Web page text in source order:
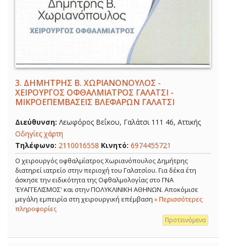
3. ΔΗΜΗΤΡΗΣ Β. ΧΩΡΙΑΝΟΝΟΥΛΟΣ -
ΧΕΙΡΟΥΡΓΟΣ ΟΦΘΑΛΜΙΑΤΡΟΣ ΓΑΛΑΤΣΙ -
ΜΙΚΡΟΕΠΕΜΒΑΣΕΙΣ ΒΛΕΦΑΡΩΝ ΓΑΛΑΤΣΙ
Διεύθυνση: Λεωφόρος Βεΐκου, Γαλάτσι 111 46, Αττικής
Οδηγίες χάρτη
Τηλέφωνο: 2110016558 Κινητό: 6974455721
Ο χειρουργός οφθαλμίατρος Χωριανόπουλος Δημήτρης
διατηρεί ιατρείο στην περιοχή του Γαλατσίου. Για δέκα έτη
άσκησε την ειδικότητα της Οφθαλμολογίας στο ΓΝΑ
'ΕΥΑΓΓΕΛΙΣΜΟΣ' και στην ΠΟΛΥΚΛΙΝΙΚΗ ΑΘΗΝΩΝ. Αποκόμισε
μεγάλη εμπειρία στη χειρουργική επέμβαση » Περισσότερες
πληροφορίες
Προτεινόμενα